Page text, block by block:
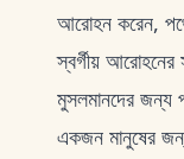
আরোহন করেন, পথে
স্বর্গীয়
মুসলমানদের জন্য
একজন মানুষের